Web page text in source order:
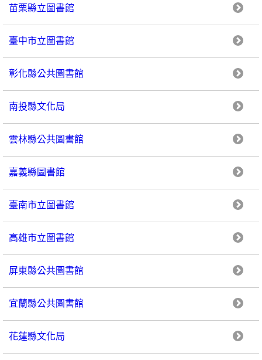
苗栗縣立圖書館
臺中市立圖書館
彰化縣公共圖書館
南投縣文化局
雲林縣公共圖書館
嘉義縣圖書館
臺南市立圖書館
高雄市立圖書館
屏東縣公共圖書館
宜蘭縣公共圖書館
花蓮縣文化局